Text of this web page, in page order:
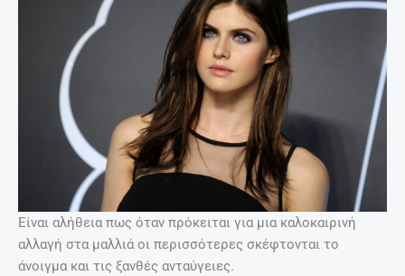
Είναι αλήθεια πως όταν πρόκειται για μια καλοκαιρινή
αλλαγή στα μαλλιά οι περισσότερες σκέφτονται το
άνοιγμα και τις ξανθές ανταύγειες.